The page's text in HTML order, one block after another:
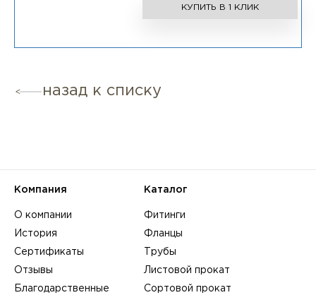
КУПИТЬ В 1 КЛИК
назад к списку
Компания
О компании
История
Сертификаты
Отзывы
Благодарственные
Каталог
Фитинги
Фланцы
Трубы
Листовой прокат
Сортовой прокат